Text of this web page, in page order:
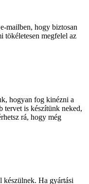
mailben, hogy biztosan
tökéletesen megfelel az
hogyan fog kinézni a
tervet is készítünk neked,
rá, hogy még
Ha gyártási